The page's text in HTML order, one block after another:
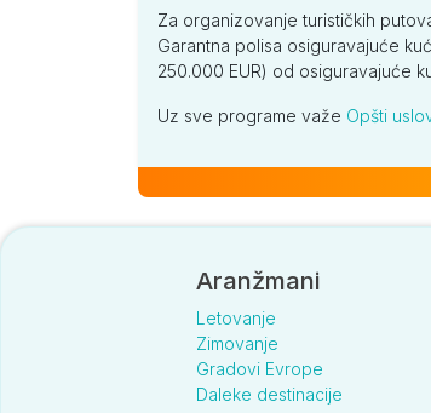
Za organizovanje turističkih
Garantna polisa osiguravajuće
250.000 EUR) od osiguravajuće
Uz sve programe važe Opšti
Aranžmani
Letovanje
Zimovanje
Gradovi Evrope
Daleke destinacije